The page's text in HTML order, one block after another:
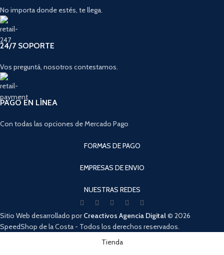
No importa donde estés, te llega.
24/7 SOPORTE
Vos preguntá, nosotros contestamos.
PAGO EN LÍNEA
Con todas las opciones de Mercado Pago
FORMAS DE PAGO
EMPRESAS DE ENVIO
NUESTRAS REDES
Sitio Web desarrollado porCreactivos Agencia Digital© 2026
SpeedShop de la Costa - Todos los derechos reservados.
Cuando hay resultados autocompletados, puedes utilizar las flechas
Tienda